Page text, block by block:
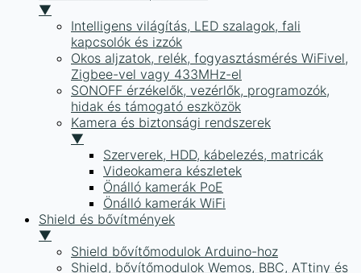
▼
Intelligens világítás, LED szalagok, fali
kapcsolók és izzók
Okos aljzatok, relék, fogyasztásmérés WiFivel,
Zigbee-vel vagy 433MHz-el
SONOFF érzékelők, vezérlők, programozók,
hidak és támogató eszközök
Kamera és biztonsági rendszerek
▼
Szerverek, HDD, kábelezés, matricák
Videokamera készletek
Önálló kamerák PoE
Önálló kamerák WiFi
Shield és bővítmények
▼
Shield bővítőmodulok Arduino-hoz
Shield, bővítőmodulok Wemos, BBC, ATtiny és